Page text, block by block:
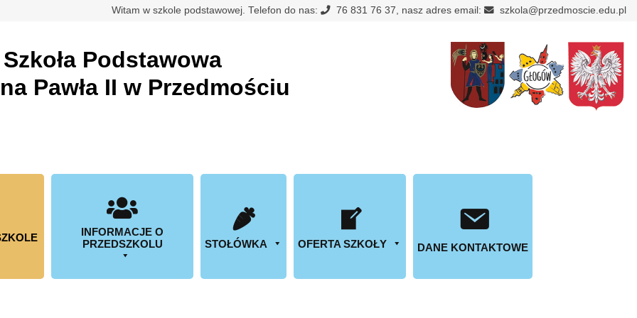
Witam w szkole podstawowej. Telefon do nas: 76 831 76 37, nasz adres email: szkola@przedmoscie.edu.pl
Szkoła Podstawowa
Pawła II w Przedmościu
INFORMACJE O
PRZEDSZKOLU
STOŁÓWKA OFERTA SZKOŁY DANE KONTAKTOWE